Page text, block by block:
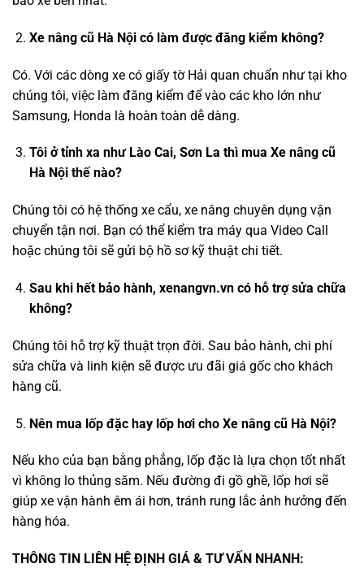
Xe nâng cũ Hà Nội có làm được đăng kiểm không?
Có. Với các dòng xe có giấy tờ Hải quan chuẩn như tại kho
chúng tôi, việc làm đăng kiểm để vào các kho lớn như
Samsung, Honda là hoàn toàn dễ dàng.
Tôi ở tỉnh xa như Lào Cai, Sơn La thì mua Xe nâng cũ
Hà Nội thế nào?
Chúng tôi có hệ thống xe cẩu, xe nâng chuyên dụng vận
chuyển tận nơi. Bạn có thể kiểm tra máy qua Video Call
hoặc chúng tôi sẽ gửi bộ hồ sơ kỹ thuật chi tiết.
Sau khi hết bảo hành, xenangvn.vn có hỗ trợ sửa chữa
không?
Chúng tôi hỗ trợ kỹ thuật trọn đời. Sau bảo hành, chi phí
sửa chữa và linh kiện sẽ được ưu đãi giá gốc cho khách
hàng cũ.
Nên mua lốp đặc hay lốp hơi cho Xe nâng cũ Hà Nội?
Nếu kho của bạn bằng phẳng, lốp đặc là lựa chọn tốt nhất
vì không lo thủng săm. Nếu đường đi gồ ghề, lốp hơi sẽ
giúp xe vận hành êm ái hơn, tránh rung lắc ảnh hưởng đến
hàng hóa.
THÔNG TIN LIÊN HỆ ĐỊNH GIÁ & TƯ VẤN NHANH: